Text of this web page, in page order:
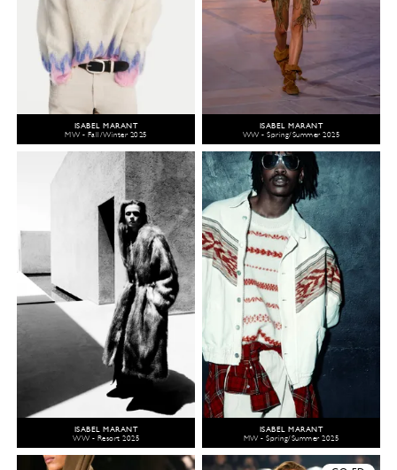
ISABEL MARANT
MW - Fall/Winter 2025
ISABEL MARANT
WW - Spring/Summer 2025
ISABEL MARANT
WW - Resort 2025
ISABEL MARANT
MW - Spring/Summer 2025